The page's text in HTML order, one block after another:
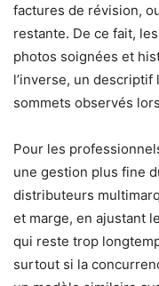
factures de révision,
restante. De ce fait,
photos soignées et
l’inverse, un
sommets observés
Pour les
une gestion plus fine
distributeurs
et marge, en ajustant
qui reste trop
surtout si la